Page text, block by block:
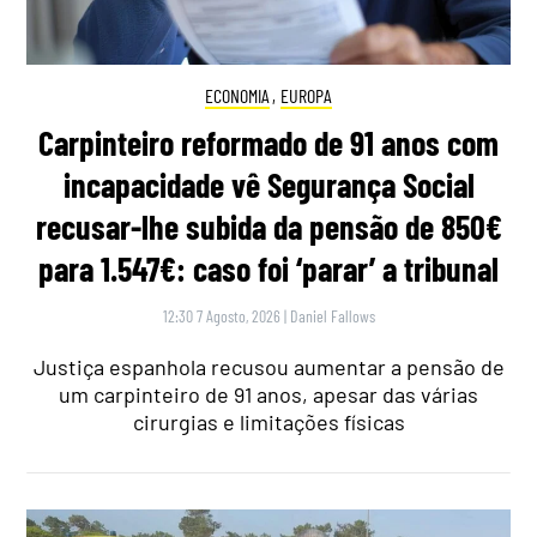
ECONOMIA , EUROPA
Carpinteiro reformado de 91 anos com
incapacidade vê Segurança Social
recusar-lhe subida da pensão de 850€
para 1.547€: caso foi ‘parar’ a tribunal
12:30 7 Agosto, 2026 | Daniel Fallows
Justiça espanhola recusou aumentar a pensão de
um carpinteiro de 91 anos, apesar das várias
cirurgias e limitações físicas